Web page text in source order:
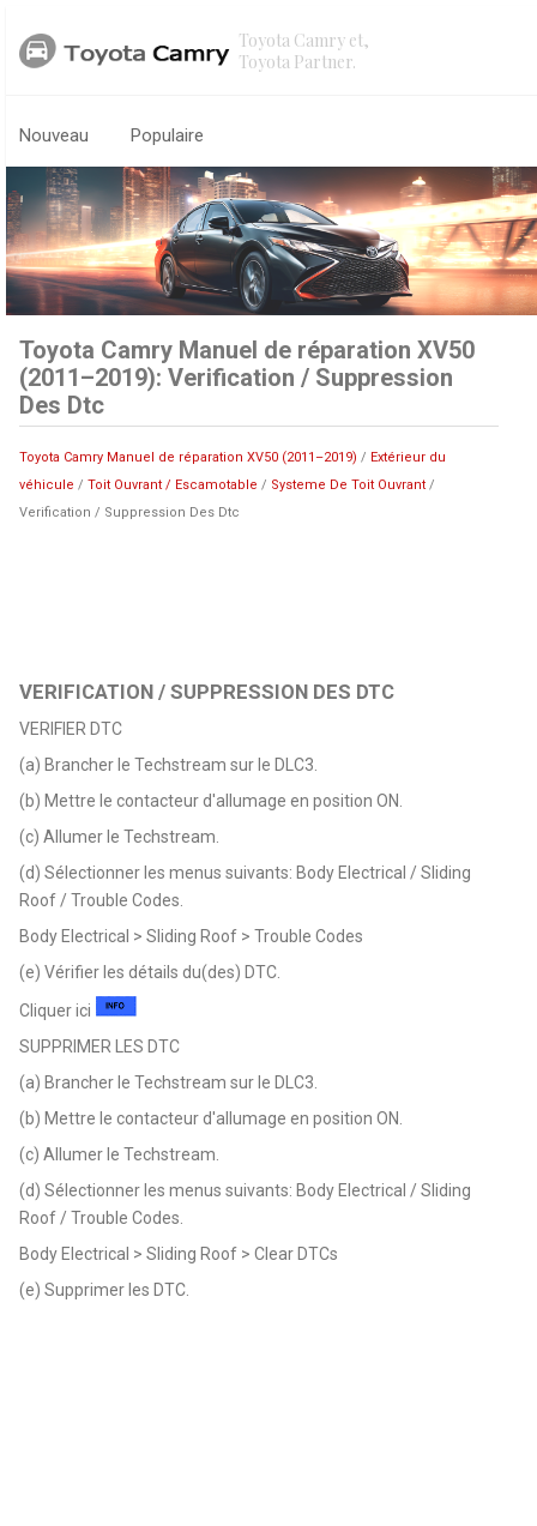
Toyota Camry et,
Toyota Partner.
Nouveau Populaire
Toyota Camry Manuel de réparation XV50
(2011–2019): Verification / Suppression
Des Dtc
Toyota Camry Manuel de réparation XV50 (2011–2019) / Extérieur du
véhicule /Toit Ouvrant / Escamotable / Systeme De Toit Ouvrant /
Verification / Suppression Des Dtc
VERIFICATION / SUPPRESSION DES DTC
VERIFIER DTC
(a) Brancher le Techstream sur le DLC3.
(b) Mettre le contacteur d'allumage en position ON.
(c) Allumer le Techstream.
(d) Sélectionner les menus suivants: Body Electrical / Sliding
Roof / Trouble Codes.
Body Electrical > Sliding Roof > Trouble Codes
(e) Vérifier les détails du(des) DTC.
Cliquer ici
SUPPRIMER LES DTC
(a) Brancher le Techstream sur le DLC3.
(b) Mettre le contacteur d'allumage en position ON.
(c) Allumer le Techstream.
(d) Sélectionner les menus suivants: Body Electrical / Sliding
Roof / Trouble Codes.
Body Electrical > Sliding Roof > Clear DTCs
(e) Supprimer les DTC.